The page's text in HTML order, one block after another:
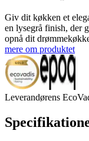
Giv dit køkken et
en lysegrå finish, der
opnå dit
mere om produktet
Leverandørens